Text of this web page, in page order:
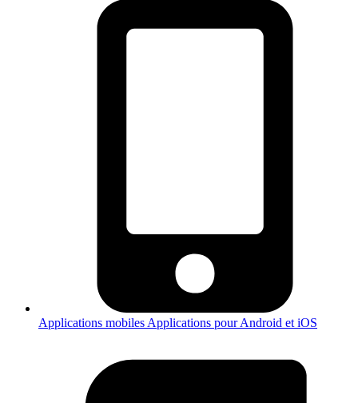
Applications mobiles Applications pour Android et iOS